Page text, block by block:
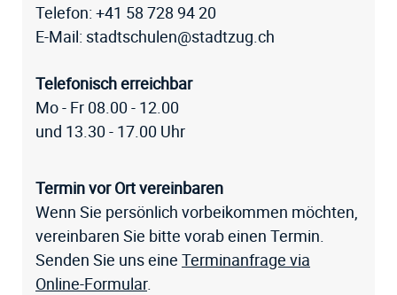
Telefon: +41 58 728 94 20
E-Mail: stadtschulen@stadtzug.ch
Telefonisch erreichbar
Mo - Fr 08.00 - 12.00
und 13.30 - 17.00 Uhr
Termin vor Ort vereinbaren
Wenn Sie persönlich vorbeikommen möchten,
vereinbaren Sie bitte vorab einen Termin.
Senden Sie uns eine Terminanfrage via
Online-Formular.